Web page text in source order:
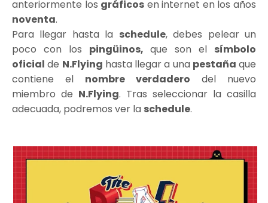
anteriormente los gráficos en internet en los años
noventa.
Para llegar hasta la schedule, debes pelear un
poco con los pingüinos, que son el símbolo
oficial de N.Flying hasta llegar a una pestaña que
contiene el nombre verdadero del nuevo
miembro de N.Flying. Tras seleccionar la casilla
adecuada, podremos ver la schedule.